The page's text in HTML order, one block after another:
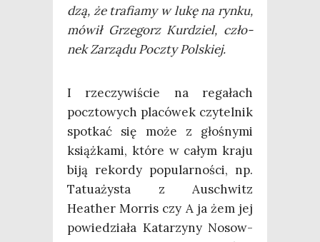
dzą, że tra­fia­my w lukę na ryn­ku,
mówił Grze­gorz Kur­dziel, czło­
nek Zarzą­du Pocz­ty Polskiej.
I rze­czy­wi­ście na rega­łach
pocz­to­wych pla­có­wek czy­tel­nik
spo­tkać się może z gło­śny­mi
książ­ka­mi, któ­re w całym kra­ju
biją rekor­dy popu­lar­no­ści, np.
Tatu­aży­sta z Auschwitz
Heather Mor­ris czy A ja żem jej
powie­dzia­ła Kata­rzy­ny Nosow­